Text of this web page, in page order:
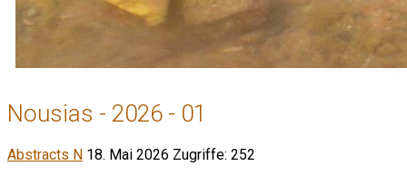
Nousias - 2026 - 01
Abstracts N 18. Mai 2026 Zugriffe: 252